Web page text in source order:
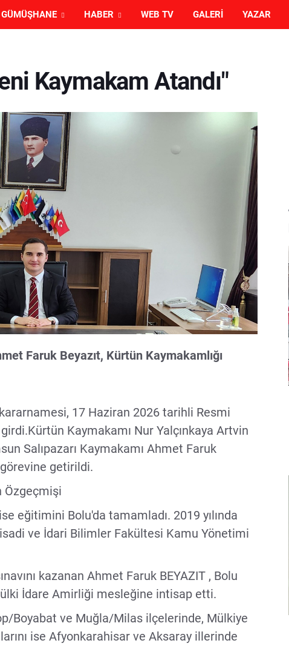
GÜMÜŞHANE HABER WEB TV GALERI YAZAR
Kaymakam Atandı"
Faruk Beyazıt, Kürtün Kaymakamlığı
17 Haziran 2026 tarihli Resmi
Kaymakamı Nur Yalçınkaya Artvin
Salıpazarı Kaymakamı Ahmet Faruk
görevine getirildi.
Özgeçmişi
eğitimini Bolu'da tamamladı. 2019 yılında
ve İdari Bilimler Fakültesi Kamu Yönetimi
kazanan Ahmet Faruk BEYAZIT , Bolu
İdare Amirliği mesleğine intisap etti.
Boyabat ve Muğla/Milas ilçelerinde, Mülkiye
ise Afyonkarahisar ve Aksaray illerinde